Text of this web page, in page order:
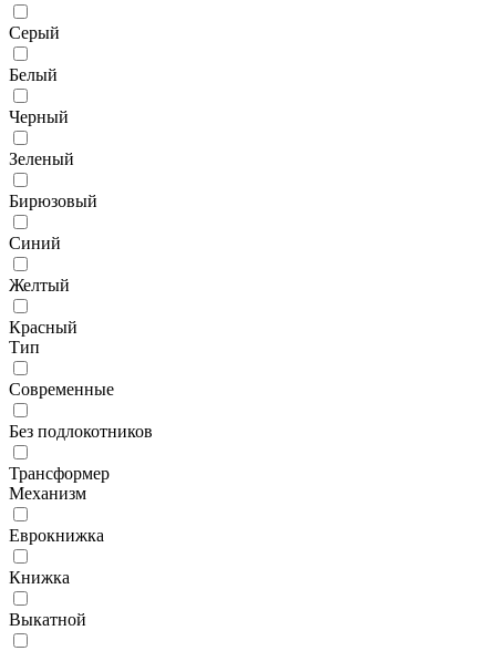
Серый
Белый
Черный
Зеленый
Бирюзовый
Синий
Желтый
Красный
Тип
Современные
Без подлокотников
Трансформер
Механизм
Еврокнижка
Книжка
Выкатной